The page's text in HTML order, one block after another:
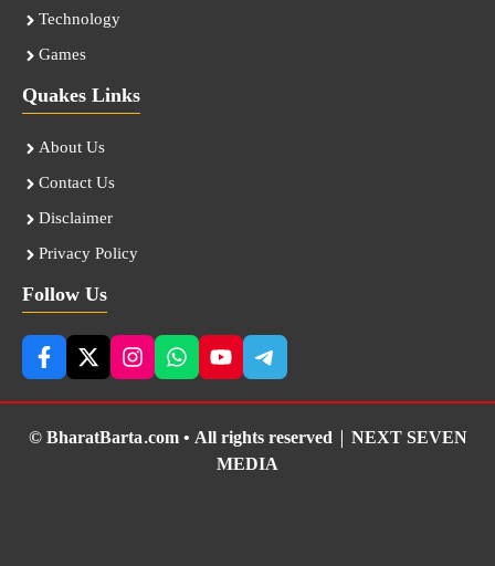
Technology
Games
Quakes Links
About Us
Contact Us
Disclaimer
Privacy Policy
Follow Us
© BharatBarta.com • All rights reserved | NEXT SEVEN
MEDIA